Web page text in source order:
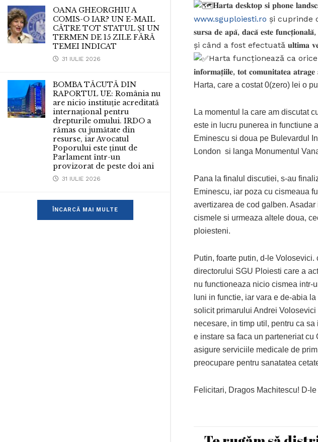
OANA GHEORGHIU A
COMIS-O IAR? UN E-MAIL
CĂTRE TOT STATUL ȘI UN
TERMEN DE 15 ZILE FĂRĂ
TEMEI INDICAT
31 IULIE 2026
BOMBA TĂCUTĂ DIN
RAPORTUL UE: România nu
are nicio instituție acreditată
internațional pentru
drepturile omului. IRDO a
rămas cu jumătate din
resurse, iar Avocatul
Poporului este ținut de
Parlament într-un
provizorat de peste doi ani
31 IULIE 2026
ÎNCARCĂ MAI MULTE
𝐇𝐚𝐫𝐭𝐚 𝐝𝐞𝐬𝐤𝐭𝐨𝐩 𝐬𝐢 𝐩𝐡𝐨𝐧𝐞
www.sguploiesti.ro și cuprinde
𝐬𝐮𝐫𝐬𝐚 𝐝𝐞 𝐚𝐩𝐚̆, 𝐝𝐚𝐜𝐚̆ 𝐞𝐬𝐭𝐞
și când a fost efectuată 𝐮𝐥𝐭𝐢𝐦𝐚
Harta funcționează ca orice
𝐢𝐧𝐟𝐨𝐫𝐦𝐚𝐭̦𝐢𝐢𝐥𝐞, 𝐭𝐨𝐭 𝐜𝐨𝐦𝐮𝐧𝐢𝐭𝐚𝐭𝐞𝐚 𝐚𝐭𝐫𝐚𝐠𝐞
Harta, care a costat 0(zero) lei o
La momentul la care am discutat
este in lucru punerea in functiune
Eminescu si doua pe Bulevardul
London si langa Monumentul
Pana la finalul discutiei, s-au
Eminescu, iar poza cu cismeaua
avertizarea de cod galben.
cismele si urmeaza altele doua,
ploiesteni.
Putin, foarte putin, d-le
directorului SGU Ploiesti care a
nu functioneaza nicio cismea intr-
luni in functie, iar vara e de-abia
solicit primarului Andrei
necesare, in timp util, pentru ca
e instare sa faca un parteneriat
asigure serviciile medicale de
preocupare pentru sanatatea
Felicitari, Dragos Machitescu! D-